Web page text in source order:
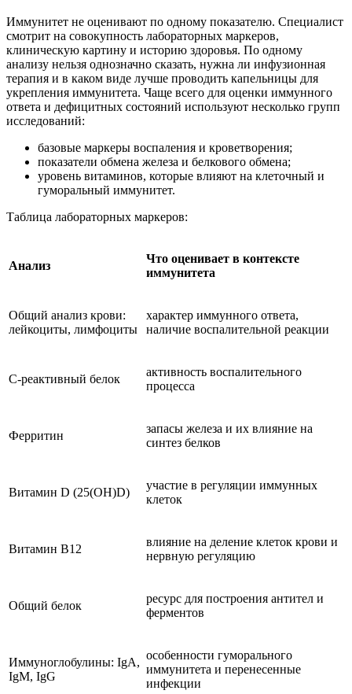
Иммунитет не оценивают по одному показателю. Специалист
смотрит на совокупность лабораторных маркеров,
клиническую картину и историю здоровья. По одному
анализу нельзя однозначно сказать, нужна ли инфузионная
терапия и в каком виде лучше проводить капельницы для
укрепления иммунитета. Чаще всего для оценки иммунного
ответа и дефицитных состояний используют несколько групп
исследований:
базовые маркеры воспаления и кроветворения;
показатели обмена железа и белкового обмена;
уровень витаминов, которые влияют на клеточный и
гуморальный иммунитет.
Таблица лабораторных маркеров:
Анализ
Что оценивает в контексте
иммунитета
Общий анализ крови:
лейкоциты, лимфоциты
характер иммунного ответа,
наличие воспалительной реакции
С-реактивный белок
активность воспалительного
процесса
Ферритин
запасы железа и их влияние на
синтез белков
Витамин D (25(OH)D)
участие в регуляции иммунных
клеток
Витамин B12
влияние на деление клеток крови и
нервную регуляцию
Общий белок
ресурс для построения антител и
ферментов
Иммуноглобулины: IgA,
IgM, IgG
особенности гуморального
иммунитета и перенесенные
инфекции